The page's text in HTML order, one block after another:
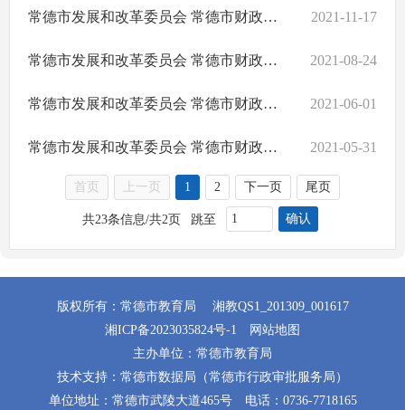
常德市发展和改革委员会 常德市财政局 常德市教育局关于进一步做好中小学课后服务收费工作的通知 2021-11-17
常德市发展和改革委员会 常德市财政局 常德市教育局关于2021年秋季中小学收费有关事项的通知 2021-08-24
常德市发展和改革委员会 常德市财政局 常德市教育局关于进一步明确中小学校内课后服务收费有关问题的通知 2021-06-01
​常德市发展和改革委员会 常德市财政局 常德市教育局关于重新明确公办幼儿园收费标准有关事项的通知 2021-05-31
首页 上一页 1 2 下一页 尾页
共23条信息/共2页 跳至 确认
版权所有：常德市教育局
湘教QS1_201309_001617
湘ICP备2023035824号-1
网站地图
主办单位：常德市教育局
技术支持：常德市数据局（常德市行政审批服务局）
单位地址：常德市武陵大道465号
电话：0736-7718165